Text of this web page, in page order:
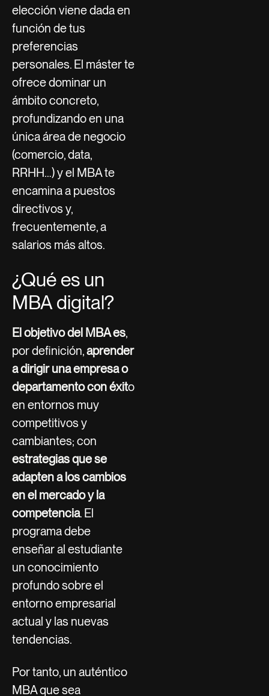
elección viene dada en
función de tus
preferencias
personales. El máster te
ofrece dominar un
ámbito concreto,
profundizando en una
única área de negocio
(comercio, data,
RRHH…) y el MBA te
encamina a puestos
directivos y,
frecuentemente, a
salarios más altos.
¿Qué es un
MBA digital?
El objetivo del MBA es,
por definición,aprender
a dirigir una empresa o
departamento con éxito
en entornos muy
competitivos y
cambiantes; con
estrategias que se
adapten a los cambios
en el mercado y la
competencia. El
programa debe
enseñar al estudiante
un conocimiento
profundo sobre el
entorno empresarial
actual y las nuevas
tendencias.
Por tanto, un auténtico
MBA que sea